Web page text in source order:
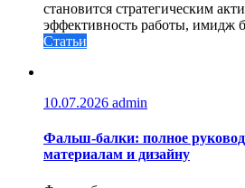
становится стратегическим
эффективность работы, имидж
Статьи
10.07.2026 admin
Фальш-балки: полное
материалам и дизайну